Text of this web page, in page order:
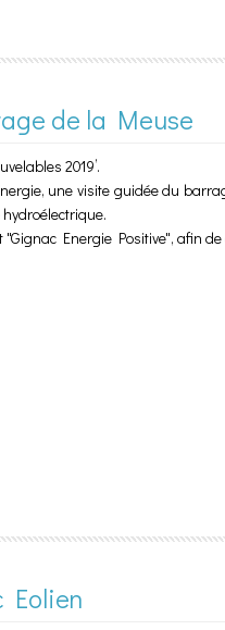
de la Meuse
2019’.
une visite guidée du
Energie Positive", afin
Meuse
Eolien